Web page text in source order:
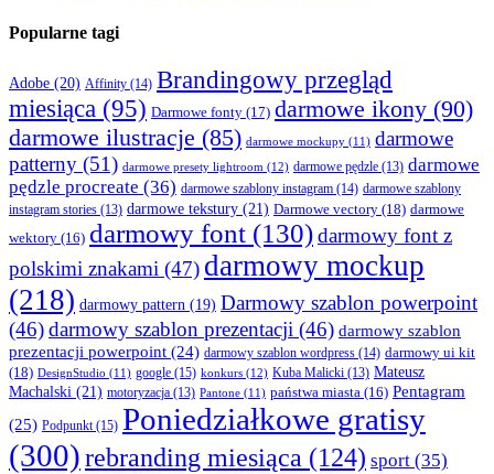
Popularne tagi
Adobe (20) Affinity (14) Brandingowy przegląd
miesiąca (95) Darmowe fonty (17) darmowe ikony (90)
darmowe ilustracje (85) darmowe mockupy (11) darmowe
patterny (51) darmowe presety lightroom (12) darmowe pędzle (13) darmowe
pędzle procreate (36) darmowe szablony instagram (14) darmowe szablony
instagram stories (13) darmowe tekstury (21) Darmowe vectory (18) darmowe
wektory (16) darmowy font (130)darmowy font z
polskimi znakami (47) darmowy mockup
(218) darmowy pattern (19) Darmowy szablon powerpoint
(46)darmowy szablon prezentacji (46) darmowy szablon
prezentacji powerpoint (24) darmowy szablon wordpress (14) darmowy ui kit
(18) DesignStudio (11) google (15) konkurs (12) Kuba Malicki (13) Mateusz
Machalski (21) motoryzacja (13) Pantone (11) państwa miasta (16) Pentagram
(25) Podpunkt(15) Poniedziałkowe gratisy
(300)rebranding miesiąca (124) sport (35)